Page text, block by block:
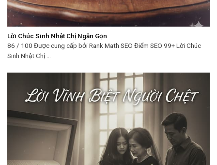
Lời Chúc Sinh Nhật Chị Ngắn Gọn
86 / 100 Được cung cấp bởi Rank Math SEO Điểm SEO 99+ Lời Chúc
Sinh Nhật Chị ...